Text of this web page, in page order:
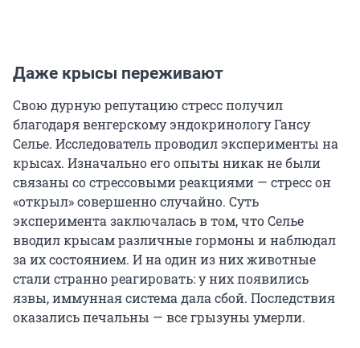
Даже крысы переживают
Свою дурную репутацию стресс получил
благодаря венгерскому эндокринологу Гансу
Селье. Исследователь проводил эксперименты на
крысах. Изначально его опыты никак не были
связаны со стрессовыми реакциями — стресс он
«открыл» совершенно случайно. Суть
эксперимента заключалась в том, что Селье
вводил крысам различные гормоны и наблюдал
за их состоянием. И на один из них животные
стали странно реагировать: у них появились
язвы, иммунная система дала сбой. Последствия
оказались печальны — все грызуны умерли.